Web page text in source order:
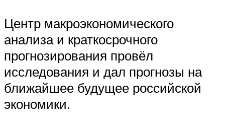
Центр макроэкономического
анализа и краткосрочного
прогнозирования провёл
исследования и дал прогнозы на
ближайшее будущее российской
экономики.